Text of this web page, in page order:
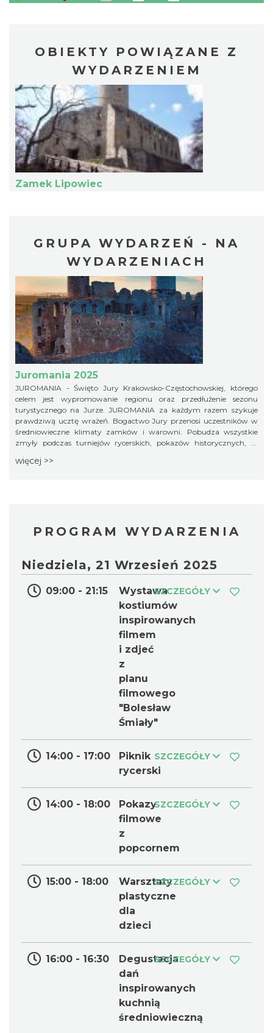
OBIEKTY POWIĄZANE Z
WYDARZENIEM
Zamek Lipowiec
GRUPA WYDARZEŃ - NA
WYDARZENIACH
Juromania 2025
JUROMANIA - Święto Jury Krakowsko-Częstochowskiej, którego
celem jest wypromowanie regionu oraz przedłużenie sezonu
turystycznego na Jurze. JUROMANIA za każdym razem szykuje
prawdziwą ucztę wrażeń. Bogactwo Jury przenosi uczestników w
średniowieczne klimaty zamków i warowni. Pobudza wszystkie
zmyły podczas turniejów rycerskich, pokazów historycznych, w
edukacyjnych. Dla aktywnych czekają wspinaczki pod okiem
więcej >>
PROGRAM WYDARZENIA
Niedziela, 21 Wrzesień 2025
09:00 - 21:15
Wystawa
kostiumów
inspirowanych
filmem
i zdjeć
z
planu
filmowego
"Bolesław
Śmiały"
SZCZEGÓŁY
14:00 - 17:00
Piknik
rycerski
SZCZEGÓŁY
14:00 - 18:00
Pokazy
filmowe
z
popcornem
SZCZEGÓŁY
15:00 - 18:00
Warsztaty
plastyczne
dla
dzieci
SZCZEGÓŁY
16:00 - 16:30
Degustacja
dań
inspirowanych
kuchnią
średniowieczną
SZCZEGÓŁY